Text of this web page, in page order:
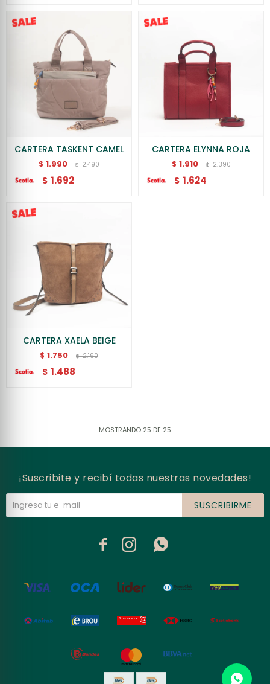
CARTERA TASKENT CAMEL
$ 1.990 $ 2.490
$ 1.692
CARTERA ELYNNA ROJA
$ 1.910 $ 2.390
$ 1.624
CARTERA XAELA BEIGE
$ 1.750 $ 2.190
$ 1.488
MOSTRANDO 25 DE 25
¡Suscribite y recibí todas nuestras novedades!
SUSCRIBIRME
  